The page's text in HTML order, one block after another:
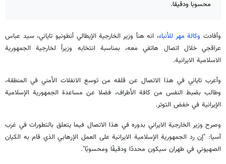
محسوبا ودقيقا.
وأفادت وكالة مهر للأنباء، انه هنأ وزير الخارجية الإيطالي أنطونيو تاياني، سيد عباس
عراقجي خلال اتصال هاتفي معه، بمناسبة انتخابه وزيراً لخارجية الجمهورية
الاسلامية الايرانية.
وأعرب تاياني في هذا الاتصال عن قلقه من توسع الانفلات الأمني في المنطقة،
وطالب بضبط النفس من كافة الأطراف، فضلا عن مساعدة الجمهورية الإسلامية
الإيرانية في خفض التوتر.
وصرح وزير الخارجية الايراني بدوره في هذا الاتصال فيما يتعلق بالتطورات في غرب
آسيا: "إن رد الجمهورية الإسلامية الايرانية على العمل الإرهابي الذي قام به الكيان
الصهيوني في طهران سيكون محددًا ودقيقًا ومحسوبًا".